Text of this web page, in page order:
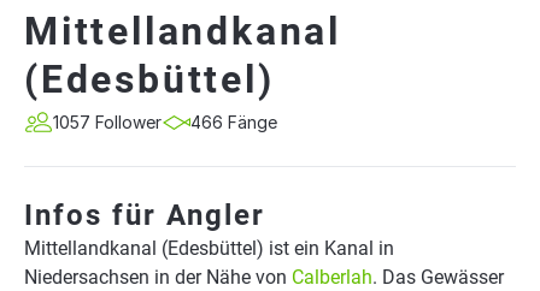
Mittellandkanal
(Edesbüttel)
1057 Follower 466 Fänge
Infos für Angler
Mittellandkanal (Edesbüttel) ist ein Kanal in
Niedersachsen in der Nähe von Calberlah. Das Gewässer